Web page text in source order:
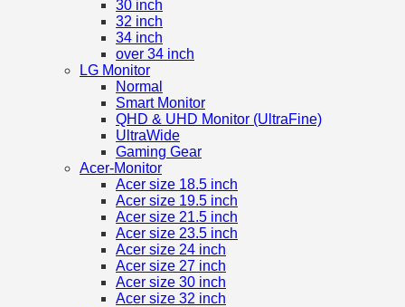
30 inch
32 inch
34 inch
over 34 inch
LG Monitor
Normal
Smart Monitor
QHD & UHD Monitor (UltraFine)
UltraWide
Gaming Gear
Acer-Monitor
Acer size 18.5 inch
Acer size 19.5 inch
Acer size 21.5 inch
Acer size 23.5 inch
Acer size 24 inch
Acer size 27 inch
Acer size 30 inch
Acer size 32 inch